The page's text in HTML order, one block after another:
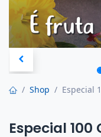
Shop Especial
Especial